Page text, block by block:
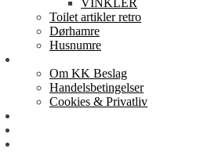
VINKLER
Toilet artikler retro
Dørhamre
Husnumre
Om KK Beslag
Handelsbetingelser
Cookies & Privatliv